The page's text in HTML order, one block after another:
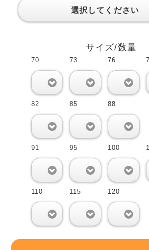
選択してください
サイズ/数量
70 73 76
82 85 88
91 95 100
110 115 120